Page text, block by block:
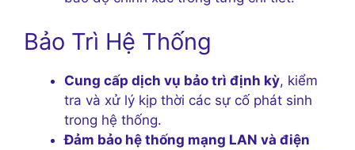
Bảo Trì Hệ Thống
Cung cấp dịch vụ bảo trì định kỳ, kiểm
tra và xử lý kịp thời các sự cố phát sinh
trong hệ thống.
Đảm bảo hệ thống mạng LAN và điện